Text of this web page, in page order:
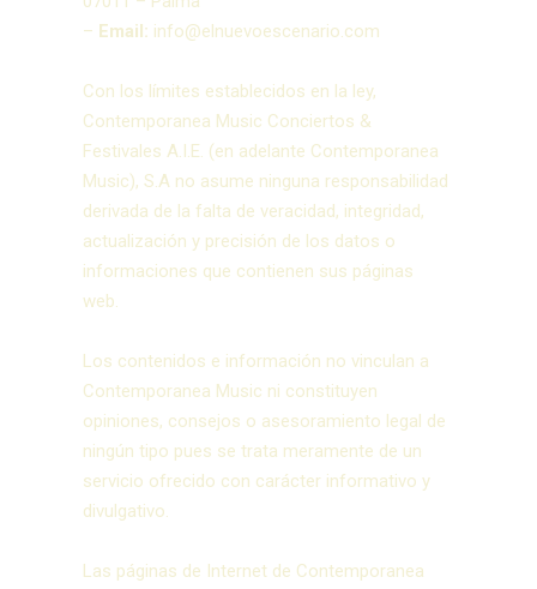
– Email: info@elnuevoescenario.com
Con los límites establecidos en la ley,
Contemporanea Music Conciertos &
Festivales A.I.E. (en adelante Contemporanea
Music), S.A no asume ninguna responsabilidad
derivada de la falta de veracidad, integridad,
actualización y precisión de los datos o
informaciones que contienen sus páginas
web.
Los contenidos e información no vinculan a
Contemporanea Music ni constituyen
opiniones, consejos o asesoramiento legal de
ningún tipo pues se trata meramente de un
servicio ofrecido con carácter informativo y
divulgativo.
Las páginas de Internet de Contemporanea